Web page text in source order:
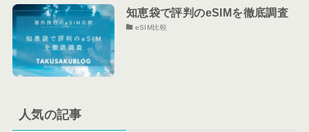
知恵袋で評判のeSIMを徹底調査
eSIM比較
人気の記事